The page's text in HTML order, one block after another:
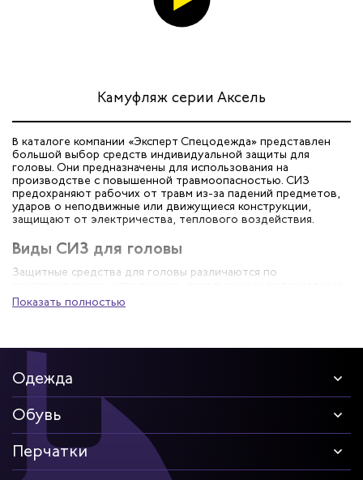
Камуфляж серии Аксель
В каталоге компании «Эксперт Спецодежда» представлен
большой выбор средств индивидуальной защиты для
головы. Они предназначены для использования на
производстве с повышенной травмоопасностью. СИЗ
предохраняют рабочих от травм из-за падений предметов,
ударов о неподвижные или движущиеся конструкции,
защищают от электричества, теплового воздействия.
Виды СИЗ для головы
Защитные средства для головы различаются по
степени защиты сотрудников. На стройке и производстве
используются такие СИЗ для головы:
головы от механических, термических, электрических
излучения, брызг металла.
виде бейсболки. Они предохраняют от ударов по
неподвижным элементам, но не рассчитаны на защиту
от падающих сверху предметов. В каскетках
предусматривается вентиляция и широкий козырек,
поэтому они подходят для работы на улице при ярком
солнце.
Показать полностью
Одежда
Обувь
Перчатки